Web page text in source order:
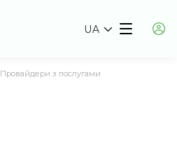
UA
Провайдери з послугами